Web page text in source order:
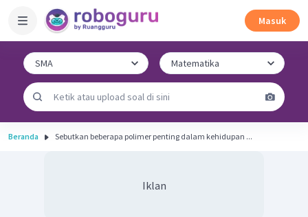
Masuk
Beranda Sebutkan beberapa polimer penting dalam kehidupan ...
Iklan